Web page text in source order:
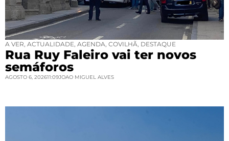
A VER, ACTUALIDADE, AGENDA, COVILHÃ, DESTAQUE
Rua Ruy Faleiro vai ter novos
semáforos
AGOSTO 6, 202611:09JOAO MIGUEL ALVES